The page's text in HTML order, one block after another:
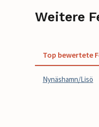
Weitere
Top bewertete
Nynäshamn/Lisö